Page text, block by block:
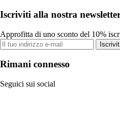
Iscriviti alla nostra
Approfitta di uno sconto del 10%
Iscriviti
Rimani connesso
Seguici sui social